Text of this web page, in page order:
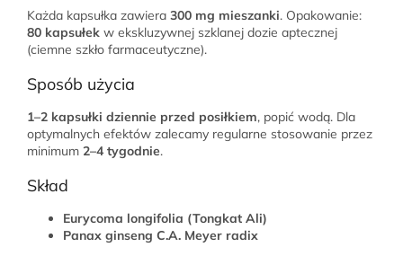
Każda kapsułka zawiera 300 mg mieszanki. Opakowanie:
80 kapsułek w ekskluzywnej szklanej dozie aptecznej
(ciemne szkło farmaceutyczne).
Sposób użycia
1–2 kapsułki dziennie przed posiłkiem, popić wodą. Dla
optymalnych efektów zalecamy regularne stosowanie przez
minimum 2–4 tygodnie.
Skład
Eurycoma longifolia (Tongkat Ali)
Panax ginseng C.A. Meyer radix